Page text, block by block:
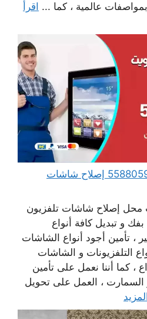
عالمية ، كما ... اقرأ
فني تصليح تلفزيونات 55880595 إصلاح شاشات
محل إصلاح شاشات تلفزيون
و تبديل كافة أنواع
، تأمين أجود أنواع الشاشات
التلفزيونات و الشاشات
، كما أننا نعمل على تأمين
السمارت ، العمل على تحويل